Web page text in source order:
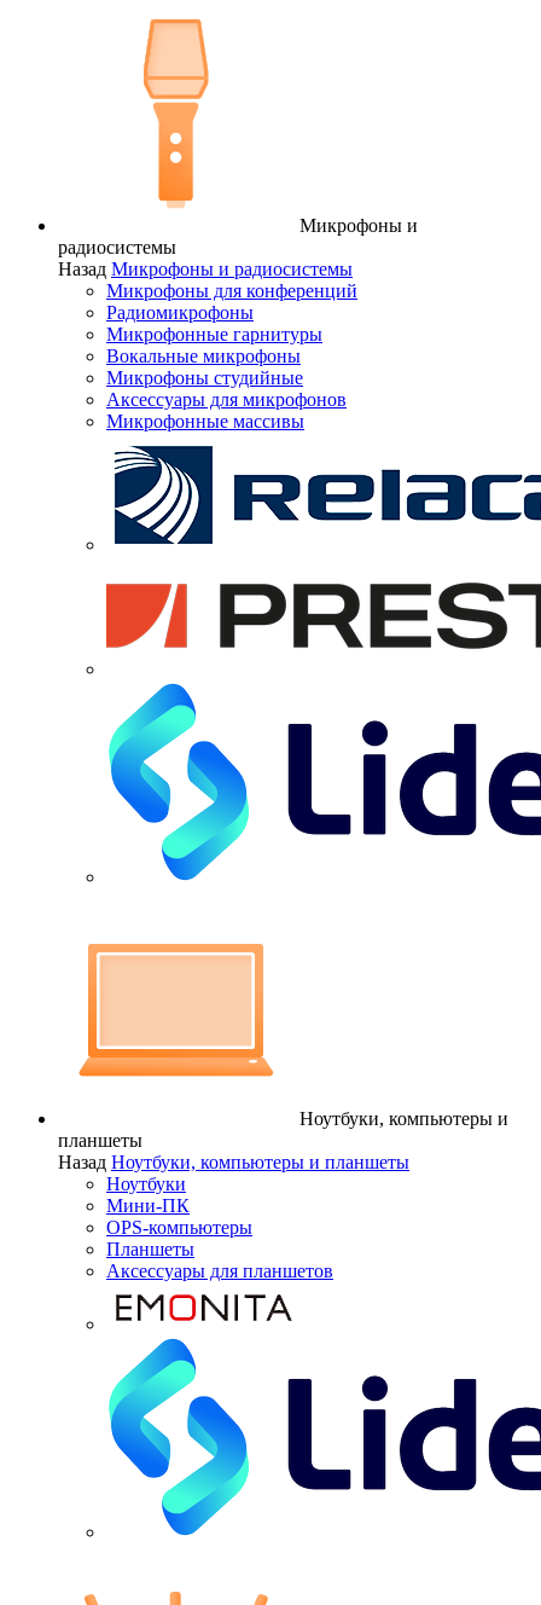
Микрофоны и
радиосистемы
Назад Микрофоны и радиосистемы
Микрофоны для конференций
Радиомикрофоны
Микрофонные гарнитуры
Вокальные микрофоны
Микрофоны студийные
Аксессуары для микрофонов
Микрофонные массивы
Ноутбуки, компьютеры и
планшеты
Назад Ноутбуки, компьютеры и планшеты
Ноутбуки
Мини-ПК
OPS-компьютеры
Планшеты
Аксессуары для планшетов